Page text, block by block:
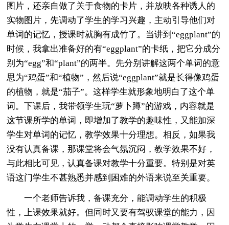
图片，还亲自做了关于食物的卡片，并放映各种诱人的
实物图片，先调动了学生的学习兴趣，主动引导他们对
单词的记忆，授课时就胸有成竹了。当讲到“eggplant”的
时候，我拿出准备好的有“eggplant”的卡纸，把它分成分
别为“egg”和“plant”的两半。先分别讲解这两个单词的意
思为“鸡蛋”和“植物”，然后说“eggplant”就是长得像鸡蛋
的植物，就是“茄子”。这样学生就形象地明白了这个单
词。下课后，我带领学生玩“萝卜蹲”的游戏，内容就是
这节课所学的单词，即增加了教学的趣味性，又能加深
学生对单词的记忆，教学效果十分理想。相反，如果我
没有认真备课，那课堂将会气氛沉闷，教学效果不好，
与此相比可见，认真备课对教学十分重要。特别是对英
语这门学生不甚熟悉并感到困难的外语来说至关重要。
一个老师告诉我，备课充分，能调动学生的积极
性，上课效果就好。但同时又要有驾驭课堂的能力，因